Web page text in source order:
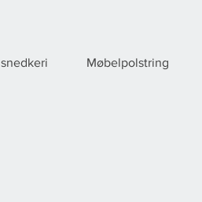
Møbelpolstring